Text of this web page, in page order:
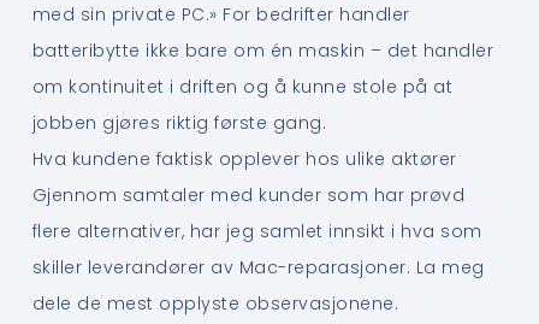
med sin private PC.» For bedrifter handler
batteribytte ikke bare om én maskin – det handler
om kontinuitet i driften og å kunne stole på at
jobben gjøres riktig første gang.
Hva kundene faktisk opplever hos ulike aktører
Gjennom samtaler med kunder som har prøvd
flere alternativer, har jeg samlet innsikt i hva som
skiller leverandører av Mac-reparasjoner. La meg
dele de mest opplyste observasjonene.